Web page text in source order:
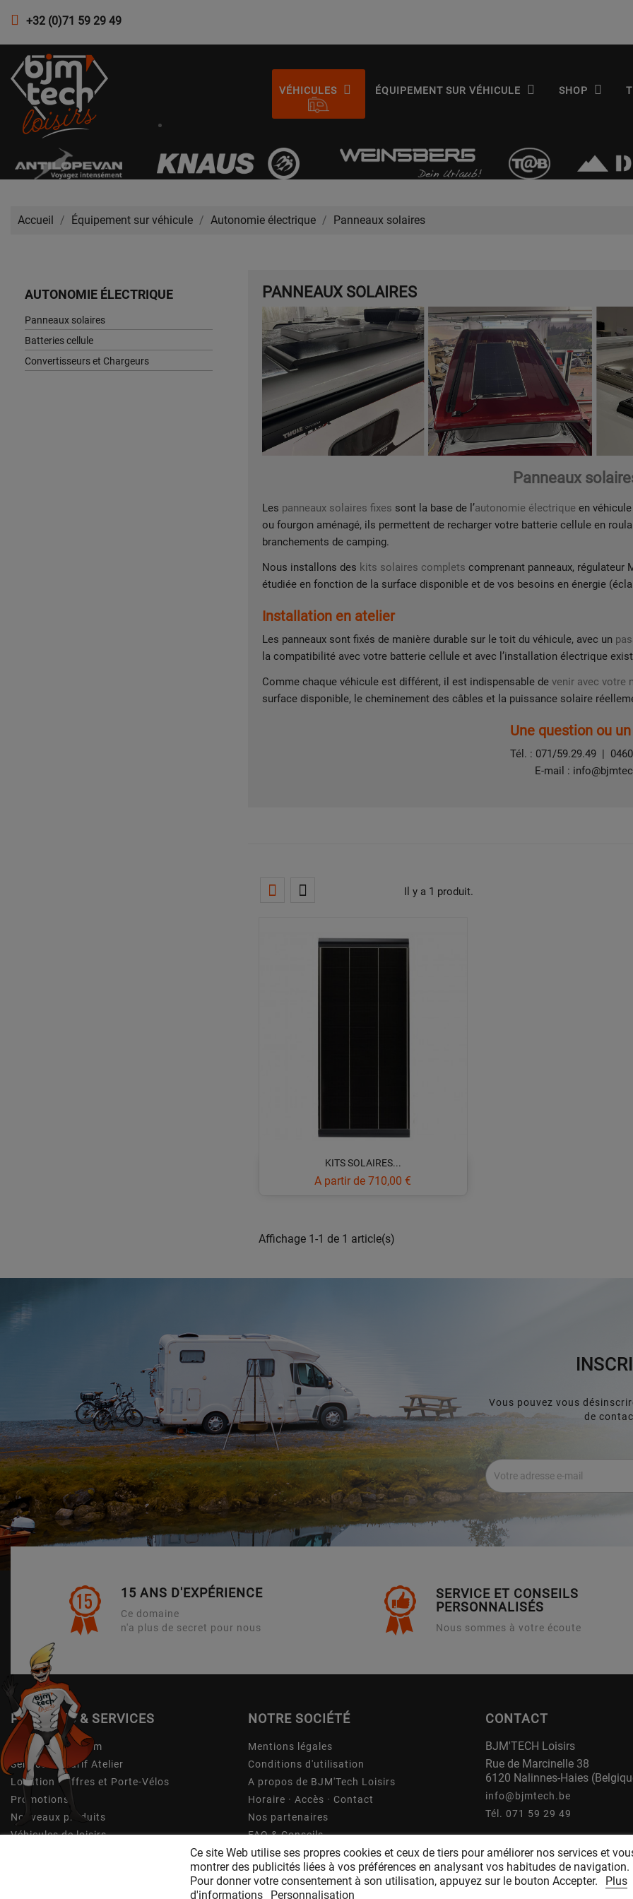
+32 (0)71 59 29 49
VÉHICULES ÉQUIPEMENT SUR VÉHICULE SHOP
Accueil Équipement sur véhicule Autonomie électrique Panneaux solaires
AUTONOMIE ÉLECTRIQUE
Panneaux solaires
Batteries cellule
Convertisseurs et Chargeurs
PANNEAUX SOLAIRES
Panneaux
Les panneaux solaires fixes sont la base de l’autonomie électrique en
ou fourgon aménagé, ils permettent de recharger votre batterie cellule en
branchements de camping.
Nous installons des kits solaires complets comprenant panneaux, régulateur
étudiée en fonction de la surface disponible et de vos besoins en énergie
Installation en atelier
Les panneaux sont fixés de manière durable sur le toit du véhicule, avec un
la compatibilité avec votre batterie cellule et avec l’installation électrique
Comme chaque véhicule est différent, il est indispensable de venir avec votre
surface disponible, le cheminement des câbles et la puissance solaire
Une question ou
Tél. : 071/59.29.49 |
E-mail :
Il y a 1 produit.
KITS SOLAIRES...
A partir dePrix
710,00 €
Affichage 1-1 de 1 article(s)
Vous pouvez vous
de
15 ANS D'EXPÉRIENCE
Ce domaine
n'a plus de secret pour nous
SERVICE ET CONSEILS
PERSONNALISÉS
Nous sommes à votre écoute
PRODUITS & SERVICES
Shop & Showroom
Services & Tarif Atelier
Location Coffres et Porte-Vélos
Promotions
Nouveaux produits
Véhicules de loisirs
NOTRE SOCIÉTÉ
Mentions légales
Conditions d'utilisation
A propos de BJM'Tech Loisirs
Horaire · Accès · Contact
Nos partenaires
FAQ & Conseils
Plan du site
CONTACT
BJM'TECH Loisirs
Rue de Marcinelle 38
6120 Nalinnes-Haies
info@bjmtech.be
Tél. 071 59 29 49
TVA BE 0759.421.017
Banque : BE50 6451 0613 5718
Ce site Web utilise ses propres cookies et ceux de tiers pour améliorer nos services et
montrer des publicités liées à vos préférences en analysant vos habitudes de navigation.
Pour donner votre consentement à son utilisation, appuyez sur le bouton Accepter.
Plus
d'informations
Personnalisation